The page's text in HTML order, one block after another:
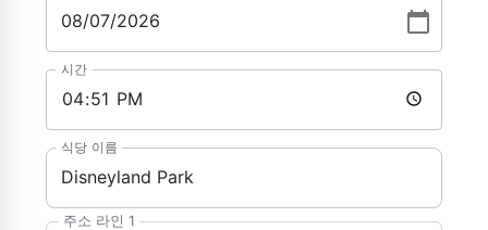
시간
식당 이름
주소 라인 1